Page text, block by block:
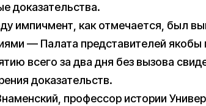
доказательства.
импичмент, как отмечается, был
— Палата представителей якобы
всего за два дня без вызова
доказательств.
профессор истории